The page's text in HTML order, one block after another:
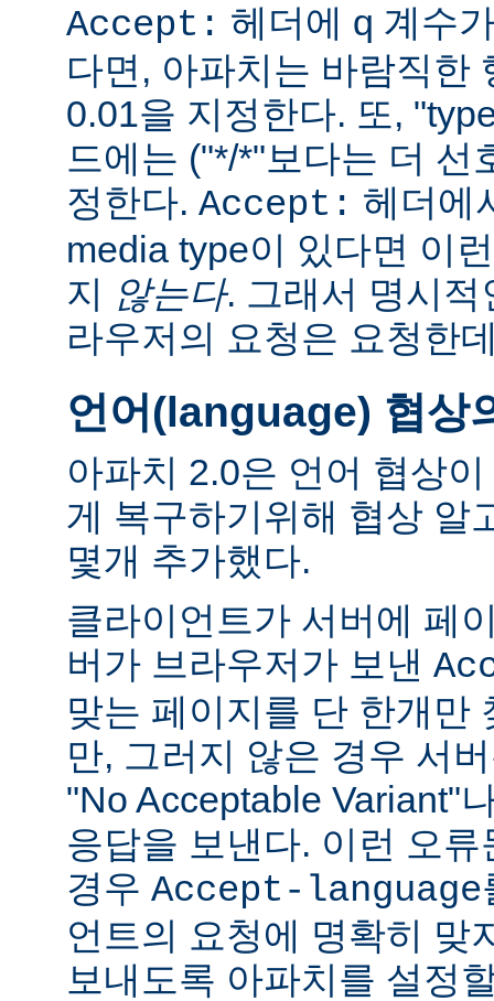
Accept: 헤더에 q 계수
다면, 아파치는 바람직한
0.01을 지정한다. 또,
드에는 ("*/*"보다는 더 선
정한다. Accept: 헤더에
media type이 있다면 이
지
않는다. 그래서 명시
라우저의 요청은 요청한
언어(language) 협상
아파치 2.0은 언어 협상
게 복구하기위해 협상 알
몇개 추가했다.
클라이언트가 서버에 페
버가 브라우저가 보낸
맞는 페이지를 단 한개만
만, 그러지 않은 경우 서
"No Acceptable Variant"
응답을 보낸다. 이런 오
경우 Accept-language
언트의 요청에 명확히 맞
보내도록 아파치를 설정